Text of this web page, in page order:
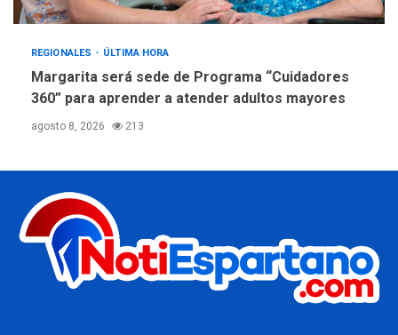
REGIONALES ÚLTIMA HORA
Margarita será sede de Programa “Cuidadores
360” para aprender a atender adultos mayores
agosto 8, 2026 213